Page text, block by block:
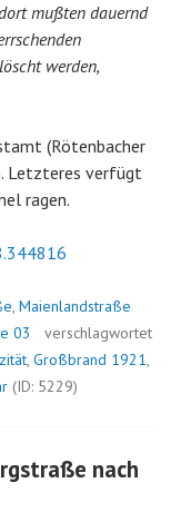
mußten dauernd
werden,
(Rötenbacher
Letzteres verfügt
ragen.
, Maienlandstraße
03
verschlagwortet
, Großbrand 1921,
(ID: 5229)
nach